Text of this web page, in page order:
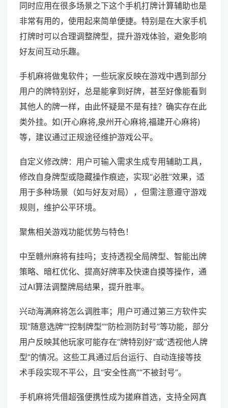
同时应用在很多场景之下这个手机打牌计算辅助也是
非常有用的，使用起来简单便捷。特别是在大家手机
打牌时可以合理调整牌型，提升游戏体验，避免影响
好友间互动乐趣。
手机麻将做鬼软件；一些玩家反映在游戏中遇到部分
用户的牌特别好，总是能拿到好牌，甚至好像能看到
其他人的牌一样，由此怀疑是不是有挂？确实存在此
类外挂。如(开心麻将,泉州开心麻将,福建开心麻将)
等，建议通过正规途径维护游戏公平。
自定义修改牌：用户可输入需求生成专用辅助工具，
修改自身牌型或隐藏操作痕迹，实现“必胜”效果，适
用于多种场景（如与好友对局），但需注意遵守游戏
规则，维护公平环境。
聚焦相关游戏功能优势与特色！
中至赣州麻将有挂吗；支持透视全局牌型、智能出牌
策略、暗杠优化、提高好牌率及快速自摸等操作，通
过AI算法调整牌局结果，提升胜率。
兴动海满麻将怎么调胜率；用户可通过第三方软件实
现“随意选牌”“控制牌型”“防检测防封号”等功能，部分
用户反映其他玩家可能存在“牌特别好”或“透视他人牌
型”的情况。这些工具通过后台运行、自动连接等技
术手段实现不平公，且“安全性高”“不被封号”。
手机麻将凭借超强便携性成为搓麻首选，支持全网真